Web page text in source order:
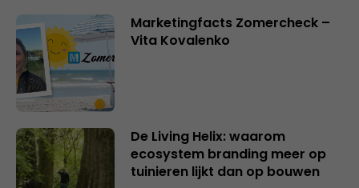
Marketingfacts Zomercheck –
Vita Kovalenko
De Living Helix: waarom
ecosystem branding meer op
tuinieren lijkt dan op bouwen